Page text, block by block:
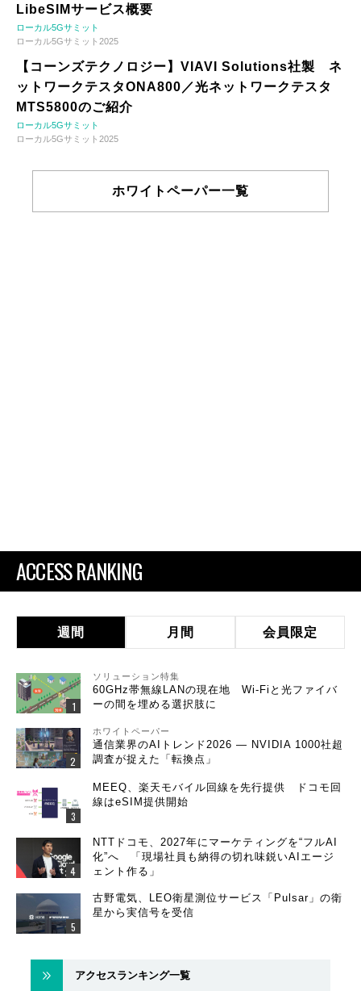
LibeSIMサービス概要
ローカル5Gサミット
ローカル5Gサミット2025
【コーンズテクノロジー】VIAVI Solutions社製 ネ
ットワークテスタONA800／光ネットワークテスタ
MTS5800のご紹介
ローカル5Gサミット
ローカル5Gサミット2025
ホワイトペーパー一覧
ACCESS RANKING
週間 月間 会員限定
ソリューション特集
60GHz帯無線LANの現在地 Wi-Fiと光ファイバ
ーの間を埋める選択肢に
ホワイトペーパー
通信業界のAIトレンド2026 ― NVIDIA 1000社超
調査が捉えた「転換点」
MEEQ、楽天モバイル回線を先行提供 ドコモ回
線はeSIM提供開始
NTTドコモ、2027年にマーケティングを“フルAI
化”へ 「現場社員も納得の切れ味鋭いAIエージ
ェント作る」
古野電気、LEO衛星測位サービス「Pulsar」の衛
星から実信号を受信
アクセスランキング一覧